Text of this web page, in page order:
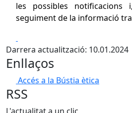
les possibles
seguiment de la informació
Darrera actualització: 10.01.2024
Enllaços
Accés a la Bústia ètica
RSS